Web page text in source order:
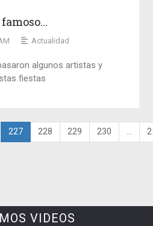
Actualidad
algunos artistas y
fiestas
227 228 229 230 ...
VIDEOS